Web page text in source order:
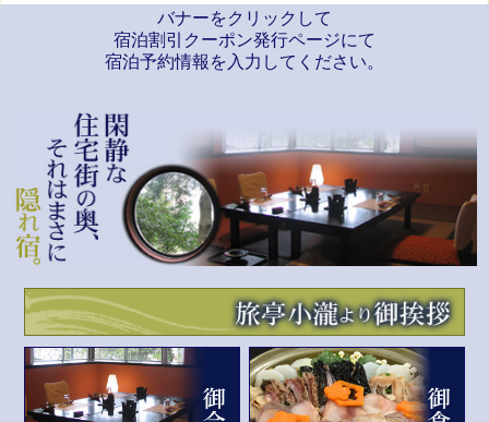
バナーをクリックして
宿泊割引クーポン発行ページにて
宿泊予約情報を入力してください。